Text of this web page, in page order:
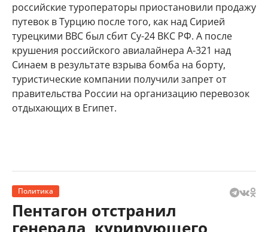
российские туроператоры приостановили продажу
путевок в Турцию после того, как над Сирией
турецкими ВВС был сбит Су-24 ВКС РФ. А после
крушения российского авиалайнера А-321 над
Синаем в результате взрыва бомба на борту,
туристические компании получили запрет от
правительства России на организацию перевозок
отдыхающих в Египет.
Политика
Пентагон отстранил